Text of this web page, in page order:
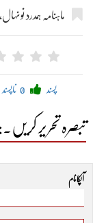
ماہنامہ ہمدرد نونہال، فروری
پسند ناپسند
تبصرہ تحریر کریں۔:
آپکا نام